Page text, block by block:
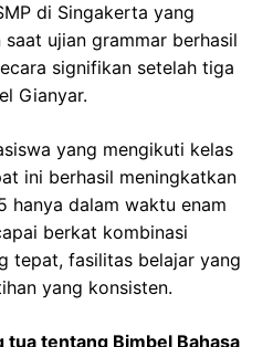
di Singakerta yang
ujian grammar berhasil
signifikan setelah tiga
Gianyar.
yang mengikuti kelas
ini berhasil meningkatkan
hanya dalam waktu enam
berkat kombinasi
tepat, fasilitas belajar yang
yang konsisten.
tua tentang Bimbel Bahasa